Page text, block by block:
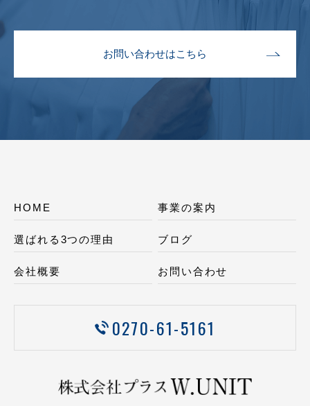
お問い合わせはこちら
HOME 事業の案内
選ばれる3つの理由 ブログ
会社概要 お問い合わせ
0270-61-5161